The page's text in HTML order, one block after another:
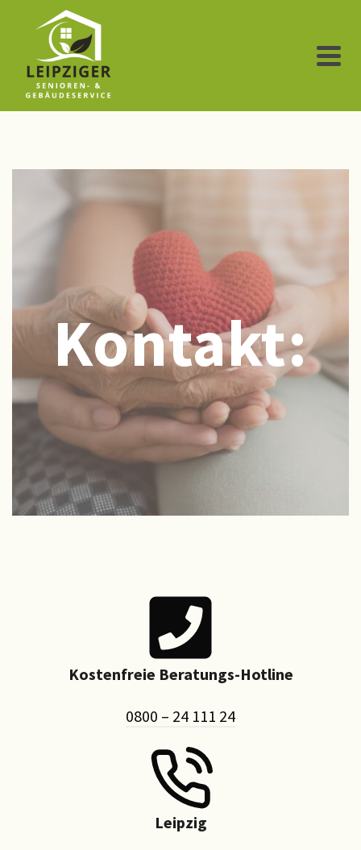
Kontakt:
Kostenfreie Beratungs-Hotline
0800 – 24 111 24
Leipzig